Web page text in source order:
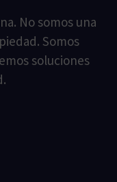
No somos una
Somos
soluciones